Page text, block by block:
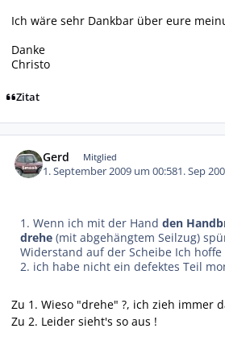
Ich wäre sehr Dankbar über eure
Danke
Christo
Zitat
Gerd Mitglied
1. September 2009 um 00:581. Sep
1. Wenn ich mit der Handden
drehe (mit abgehängtem Seilzug)
Widerstand auf der Scheibe Ich
2. ich habe nicht ein defektes Teil
Zu 1. Wieso "drehe" ?, ich zieh immer
Zu 2. Leider sieht's so aus !